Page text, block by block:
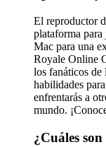
El reproductor
plataforma
Mac para una
Royale Online
los fanáticos de
habilidades
enfrentarás a
mundo.
¿Cuáles